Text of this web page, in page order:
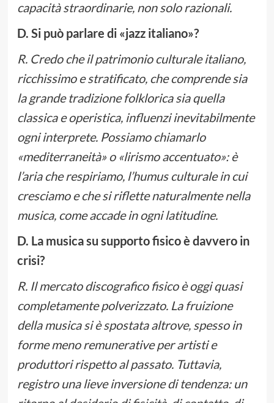
capacità straordinarie, non solo razionali.
D. Si può parlare di «jazz italiano»?
R. Credo che il patrimonio culturale italiano,
ricchissimo e stratificato, che comprende sia
la grande tradizione folklorica sia quella
classica e operistica, influenzi inevitabilmente
ogni interprete. Possiamo chiamarlo
«mediterraneità» o «lirismo accentuato»: è
l’aria che respiriamo, l’humus culturale in cui
cresciamo e che si riflette naturalmente nella
musica, come accade in ogni latitudine.
D. La musica su supporto fisico è davvero in
crisi?
R. Il mercato discografico fisico è oggi quasi
completamente polverizzato. La fruizione
della musica si è spostata altrove, spesso in
forme meno remunerative per artisti e
produttori rispetto al passato. Tuttavia,
registro una lieve inversione di tendenza: un